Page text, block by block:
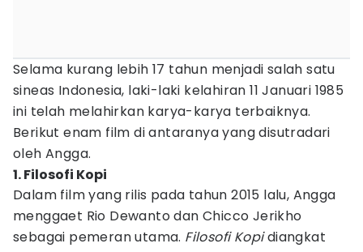
Selama kurang lebih 17 tahun menjadi salah satu
sineas Indonesia, laki-laki kelahiran 11 Januari 1985
ini telah melahirkan karya-karya terbaiknya.
Berikut enam film di antaranya yang disutradari
oleh Angga.
1. Filosofi Kopi
Dalam film yang rilis pada tahun 2015 lalu, Angga
menggaet Rio Dewanto dan Chicco Jerikho
sebagai pemeran utama. Filosofi Kopidiangkat